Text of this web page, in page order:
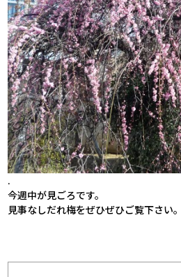
.
今週中が見ごろです。
見事なしだれ梅をぜひぜひご覧下さい。